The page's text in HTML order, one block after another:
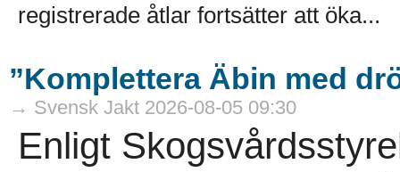
registrerade åtlar fortsätter att öka...
”Komplettera Äbin med
→ Svensk Jakt 2026-08-05 09:30
Enligt